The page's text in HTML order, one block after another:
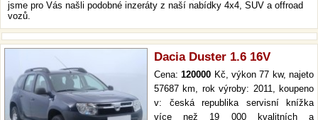
jsme pro Vás našli podobné inzeráty z naší nabídky 4x4, SUV a offroad
vozů.
Dacia Duster 1.6 16V
Cena:120000 Kč, výkon 77 kw, najeto
57687 km, rok výroby: 2011, koupeno
v: česká republika servisní knížka
více než 19 000 kvalitních a